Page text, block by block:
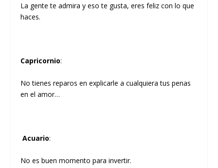
La gente te admira y eso te gusta, eres feliz con lo que
haces.
Capricornio:
No tienes reparos en explicarle a cualquiera tus penas
en el amor…
Acuario:
No es buen momento para invertir.